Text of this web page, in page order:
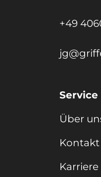
+49
Service
Über
Kontakt
Karriere